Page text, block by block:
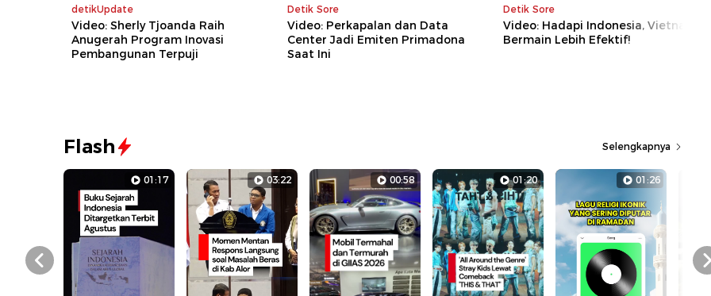
detikUpdate
Video: Sherly Tjoanda Raih
Anugerah Program Inovasi
Pembangunan Terpuji
Detik Sore
Video: Perkapalan dan Data
Center Jadi Emiten Primadona
Saat Ini
Detik Sore
Video: Hadapi Indonesia, Vietnam
Bermain Lebih Efektif!
Flash Selengkapnya
01:17 03:22 00:58 01:20 01:26
Prev